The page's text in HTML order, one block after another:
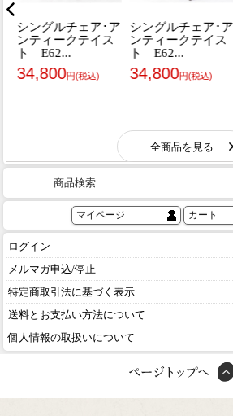
商品検索
マイページ カート
ログイン
メルマガ申込/停止
特定商取引法に基づく表示
送料とお支払い方法について
個人情報の取扱いについて